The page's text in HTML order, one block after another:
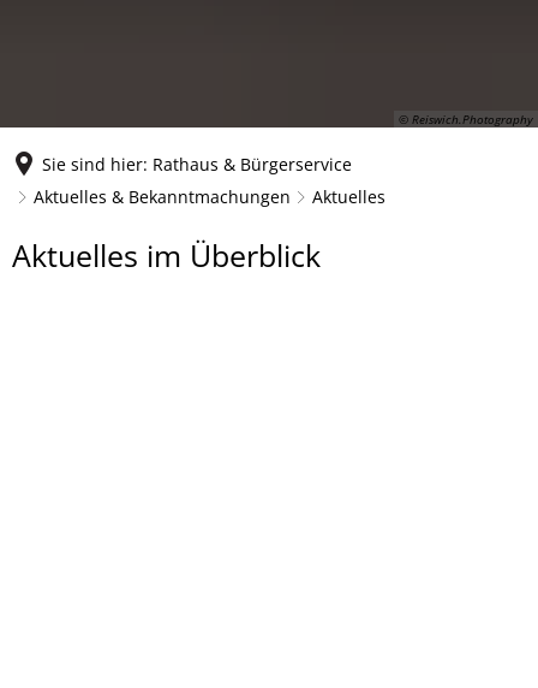
© Reiswich.Photography
Sie sind hier: Rathaus & Bürgerservice
Aktuelles & Bekanntmachungen
Aktuelles
Aktuelles
Aktuelles im Überblick